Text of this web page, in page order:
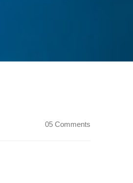
05 Comments